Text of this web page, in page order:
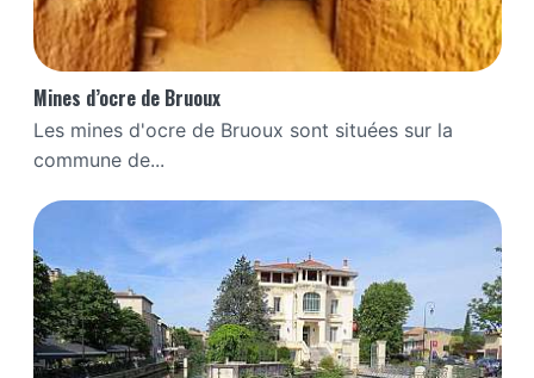
Mines d’ocre de Bruoux
Les mines d'ocre de Bruoux sont situées sur la
commune de...